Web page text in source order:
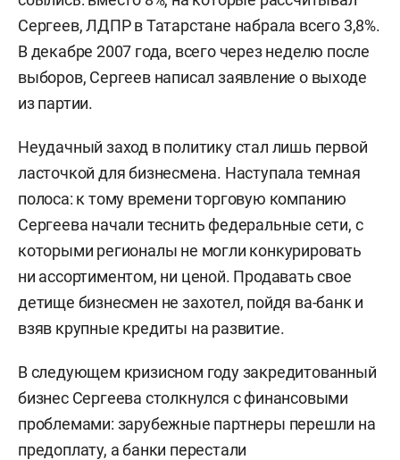
Сергеев, ЛДПР в Татарстане набрала всего 3,8%.
В декабре 2007 года, всего через неделю после
выборов, Сергеев написал заявление о выходе
из партии.
Неудачный заход в политику стал лишь первой
ласточкой для бизнесмена. Наступала темная
полоса: к тому времени торговую компанию
Сергеева начали теснить федеральные сети, с
которыми регионалы не могли конкурировать
ни ассортиментом, ни ценой. Продавать свое
детище бизнесмен не захотел, пойдя ва-банк и
взяв крупные кредиты на развитие.
В следующем кризисном году закредитованный
бизнес Сергеева столкнулся с финансовыми
проблемами: зарубежные партнеры перешли на
предоплату, а банки перестали